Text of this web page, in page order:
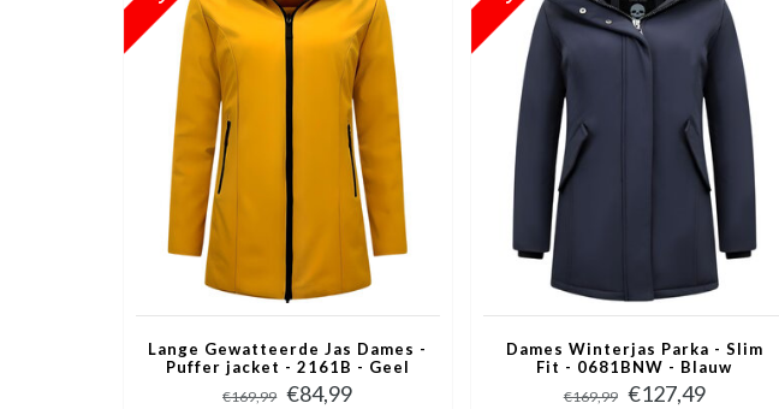
Lange Gewatteerde Jas Dames -
Puffer jacket - 2161B - Geel
€169,99 €84,99
Dames Winterjas Parka - Slim
Fit - 0681BNW - Blauw
€169,99 €127,49